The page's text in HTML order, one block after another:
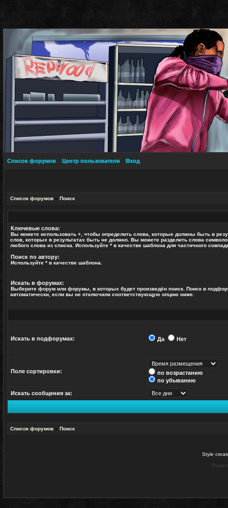
Список форумов Центр пользователя Вход
Список форумов » Поиск
Ключевые слова:
Вы можете использовать + , чтобы определить слова, которые должны быть в
слов, которых в результатах быть не должно. Вы можете разделить слова
любого слова из списка. Используйте * в качестве шаблона для частичного
Поиск по автору:
Используйте * в качестве шаблона.
Искать в форумах:
Выберите форум или форумы, в которых будет произведён поиск. Поиск в
автоматически, если вы не отключили соответствующую опцию ниже.
Искать в подфорумах: Да Нет
Поле сортировки:
по возрастанию
по убыванию
Искать сообщения за:
Список форумов » Поиск
Style